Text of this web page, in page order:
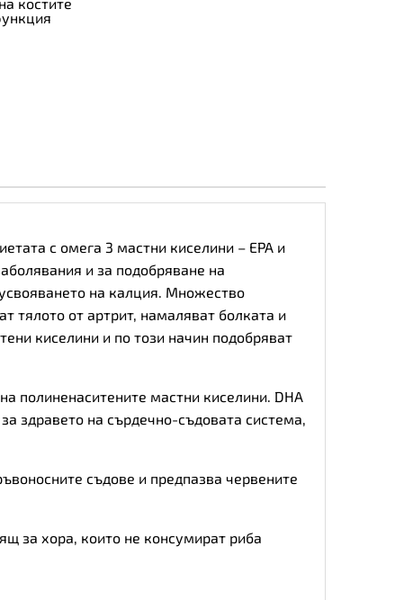
костите
с омега 3 мастни киселини – EPA и
и за подобряване на
на калция. Множество
тялото от артрит, намаляват болката и
киселини и по този начин подобряват
полиненаситените мастни киселини. DHA
здравето на сърдечно-съдовата система,
съдове и предпазва червените
за хора, които не консумират риба